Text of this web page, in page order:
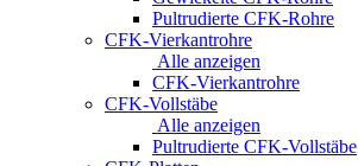
Pultrudierte CFK-Rohre
CFK-Vierkantrohre
Alle anzeigen
CFK-Vierkantrohre
CFK-Vollstäbe
Alle anzeigen
Pultrudierte CFK-Vollstäbe